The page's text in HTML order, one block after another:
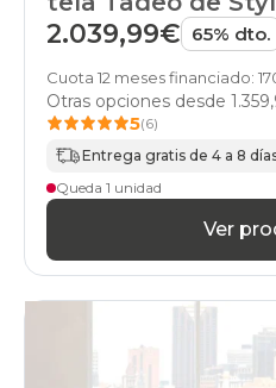
2.039,99€ 65% dto.
Cuota 12 meses financiado:
Otras opciones desde
5(6)
Entrega gratis de 4 a 8
Queda 1 unidad
Ver